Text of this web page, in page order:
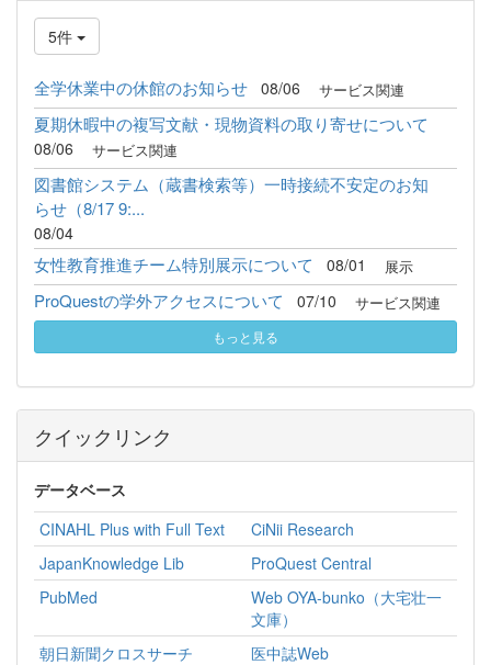
5件
全学休業中の休館のお知らせ 08/06 サービス関連
夏期休暇中の複写文献・現物資料の取り寄せについて
08/06 サービス関連
図書館システム（蔵書検索等）一時接続不安定のお知
らせ（8/17 9:...
08/04
女性教育推進チーム特別展示について 08/01 展示
ProQuestの学外アクセスについて 07/10 サービス関連
もっと見る
クイックリンク
データベース
CINAHL Plus with Full Text
CiNii Research
JapanKnowledge Lib
ProQuest Central
PubMed
Web OYA-bunko（大宅壮一
文庫）
朝日新聞クロスサーチ
医中誌Web